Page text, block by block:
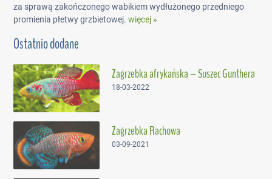
za sprawą zakończonego wabikiem wydłużonego przedniego
promienia płetwy grzbietowej.więcej »
Ostatnio dodane
Zagrzebka afrykańska – Suszec Gunthera
18-03-2022
Zagrzebka Rachowa
03-09-2021